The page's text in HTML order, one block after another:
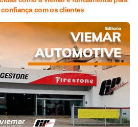
com os clientes